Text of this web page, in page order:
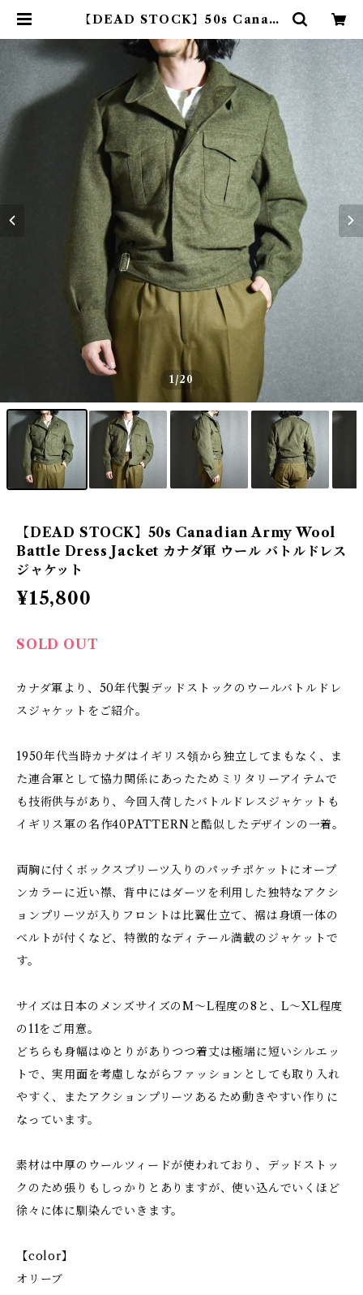
【DEAD STOCK】50s Canadi
acket カナダ軍 ウール バトルドレ
ス ジャケット | mark & collars
(マークアンドカラーズ)
1/20
【DEAD STOCK】50s Canadian Army Wool
Battle Dress Jacket カナダ軍 ウール バトルドレス
ジャケット
¥15,800
SOLD OUT
カナダ軍より、50年代製デッドストックのウールバトルドレ
スジャケットをご紹介。
1950年代当時カナダはイギリス領から独立してまもなく、ま
た連合軍として協力関係にあったためミリタリーアイテムで
も技術供与があり、今回入荷したバトルドレスジャケットも
イギリス軍の名作40PATTERNと酷似したデザインの一着。
両胸に付くボックスプリーツ入りのパッチポケットにオープ
ンカラーに近い襟、背中にはダーツを利用した独特なアクシ
ョンプリーツが入りフロントは比翼仕立て、裾は身頃一体の
ベルトが付くなど、特徴的なディテール満載のジャケットで
す。
サイズは日本のメンズサイズのM〜L程度の8と、L〜XL程度
の11をご用意。
どちらも身幅はゆとりがありつつ着丈は極端に短いシルエッ
トで、実用面を考慮しながらファッションとしても取り入れ
やすく、またアクションプリーツあるため動きやすい作りに
なっています。
素材は中厚のウールツィードが使われており、デッドストッ
クのため張りもしっかりとありますが、使い込んでいくほど
徐々に体に馴染んでいきます。
【color】
オリーブ